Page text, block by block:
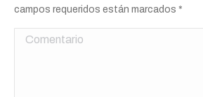
campos requeridos están marcados *
Comentario